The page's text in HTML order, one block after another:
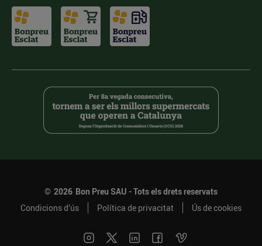
© 2026 Bon Preu SAU - Tots els drets reservats
Condicions d’ús
Política de privacitat Ús de cookies